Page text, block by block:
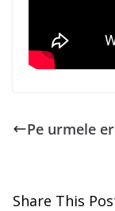
Pe urmele
Share This